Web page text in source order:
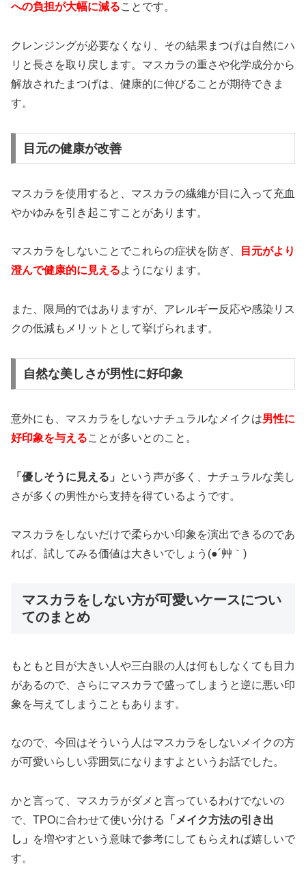
への負担が大幅に減ることです。
クレンジングが必要なくなり、その結果まつげは自然にハ
リと長さを取り戻します。マスカラの重さや化学成分から
解放されたまつげは、健康的に伸びることが期待できま
す。
目元の健康が改善
マスカラを使用すると、マスカラの繊維が目に入って充血
やかゆみを引き起こすことがあります。
マスカラをしないことでこれらの症状を防ぎ、
目元がより
澄んで健康的に見えるようになります。
また、限局的ではありますが、アレルギー反応や感染リス
クの低減もメリットとして挙げられます。
自然な美しさが男性に好印象
意外にも、マスカラをしないナチュラルなメイクは男性に
好印象を与えることが多いとのこと。
「優しそうに見える」
という声が多く、ナチュラルな美し
さが多くの男性から支持を得ているようです。
マスカラをしないだけで柔らかい印象を演出できるのであ
れば、試してみる価値は大きいでしょう(●´艸｀)
マスカラをしない方が可愛いケースについ
てのまとめ
もともと目が大きい人や三白眼の人は何もしなくても目力
があるので、さらにマスカラで盛ってしまうと逆に悪い印
象を与えてしまうこともあります。
なので、今回はそういう人はマスカラをしないメイクの方
が可愛いらしい雰囲気になりますよというお話でした。
かと言って、マスカラがダメと言っているわけでないの
で、TPOに合わせて使い分ける
「メイク方法の引き出
し」
を増やすという意味で参考にしてもらえれば嬉しいで
す。